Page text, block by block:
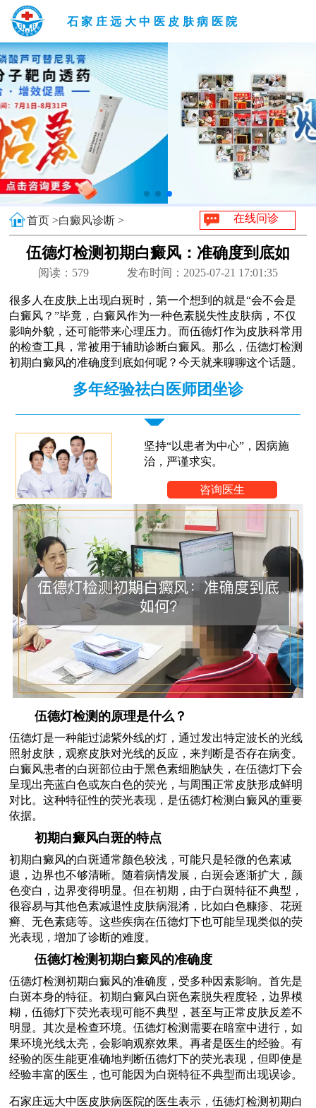
石家庄远大中医皮肤病医院
首页 >白癜风诊断 > 在线问诊
伍德灯检测初期白癜风：准确度到底如
何？
阅读： 579 发布时间：2025-07-21 17:01:35
很多人在皮肤上出现白斑时，第一个想到的就是“会不会是
白癜风？”毕竟，白癜风作为一种色素脱失性皮肤病，不仅
影响外貌，还可能带来心理压力。而伍德灯作为皮肤科常用
的检查工具，常被用于辅助诊断白癜风。那么，伍德灯检测
初期白癜风的准确度到底如何呢？今天就来聊聊这个话题。
多年经验祛白医师团坐诊
坚持“以患者为中心”，因病施
治，严谨求实。
咨询医生
伍德灯检测的原理是什么？
伍德灯是一种能过滤紫外线的灯，通过发出特定波长的光线
照射皮肤，观察皮肤对光线的反应，来判断是否存在病变。
白癜风患者的白斑部位由于黑色素细胞缺失，在伍德灯下会
呈现出亮蓝白色或灰白色的荧光，与周围正常皮肤形成鲜明
对比。这种特征性的荧光表现，是伍德灯检测白癜风的重要
依据。
初期白癜风白斑的特点
初期白癜风的白斑通常颜色较浅，可能只是轻微的色素减
退，边界也不够清晰。随着病情发展，白斑会逐渐扩大，颜
色变白，边界变得明显。但在初期，由于白斑特征不典型，
很容易与其他色素减退性皮肤病混淆，比如白色糠疹、花斑
癣、无色素痣等。这些疾病在伍德灯下也可能呈现类似的荧
光表现，增加了诊断的难度。
伍德灯检测初期白癜风的准确度
伍德灯检测初期白癜风的准确度，受多种因素影响。首先是
白斑本身的特征。初期白癜风白斑色素脱失程度轻，边界模
糊，伍德灯下荧光表现可能不典型，甚至与正常皮肤反差不
明显。其次是检查环境。伍德灯检测需要在暗室中进行，如
果环境光线太亮，会影响观察效果。再者是医生的经验。有
经验的医生能更准确地判断伍德灯下的荧光表现，但即使是
经验丰富的医生，也可能因为白斑特征不典型而出现误诊。
石家庄远大中医皮肤病医院的医生表示，伍德灯检测初期白